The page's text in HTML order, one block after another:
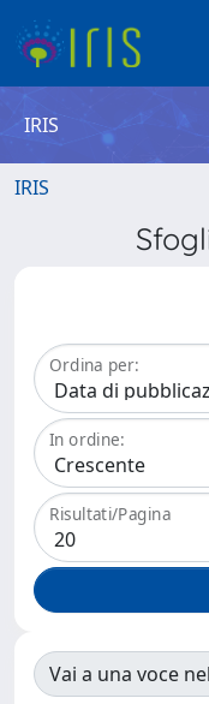
IRIS
IRIS
Ordina per:
In ordine:
Risultati/Pagina
Vai a una voce